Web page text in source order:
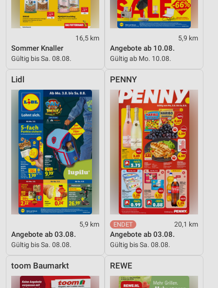
16,5 km
Sommer Knaller
Gültig bis Sa. 08.08.
5,9 km
Angebote ab 10.08.
Gültig ab Mo. 10.08.
Lidl
5,9 km
Angebote ab 03.08.
Gültig bis Sa. 08.08.
PENNY
20,1 km
Angebote ab 03.08.
Gültig bis Sa. 08.08.
toom Baumarkt REWE